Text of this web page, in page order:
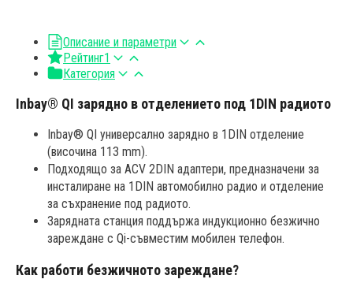
Описание и параметри
Рейтинг1
Категория
Inbay® QI зарядно в отделението под 1DIN радиото
Inbay® QI универсално зарядно в 1DIN отделение
(височина 113 mm).
Подходящо за ACV 2DIN адаптери, предназначени за
инсталиране на 1DIN автомобилно радио и отделение
за съхранение под радиото.
Зарядната станция поддържа индукционно безжично
зареждане с Qi-съвместим мобилен телефон.
Как работи безжичното зареждане?